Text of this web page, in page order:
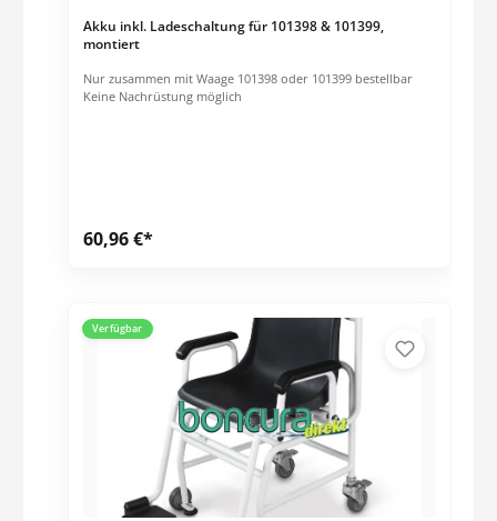
Akku inkl. Ladeschaltung für 101398 & 101399,
montiert
Nur zusammen mit Waage 101398 oder 101399 bestellbar
Keine Nachrüstung möglich
60,96 €*
Verfügbar